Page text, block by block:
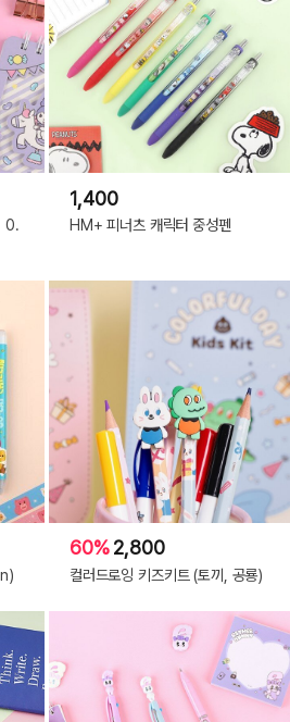
쿠로미
0.
1,400
HM+ 피너츠 캐릭터 중성펜
60%2,800
컬러드로잉 키즈키트 (토끼, 공룡)